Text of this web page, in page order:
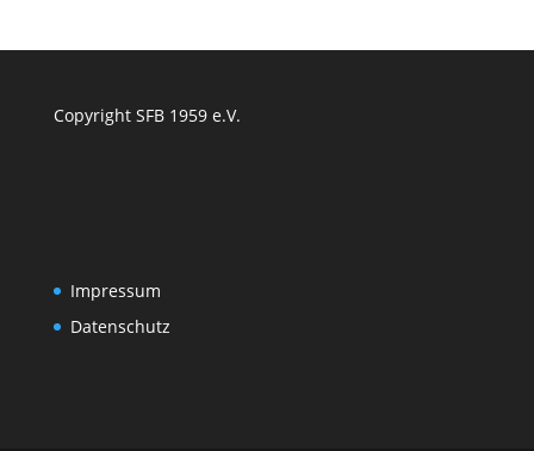
Copyright SFB 1959 e.V.
Impressum
Datenschutz